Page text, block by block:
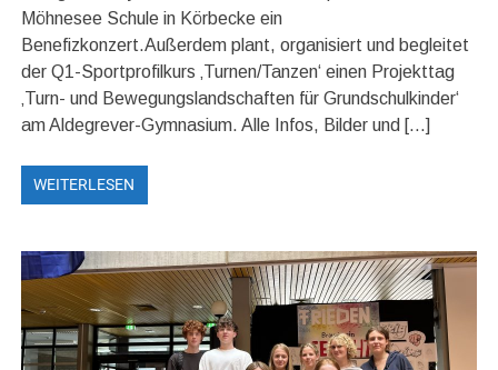
Möhnesee Schule in Körbecke ein
Benefizkonzert.Außerdem plant, organisiert und begleitet
der Q1-Sportprofilkurs ‚Turnen/Tanzen‘ einen Projekttag
‚Turn- und Bewegungslandschaften für Grundschulkinder‘
am Aldegrever-Gymnasium. Alle Infos, Bilder und […]
WEITERLESEN